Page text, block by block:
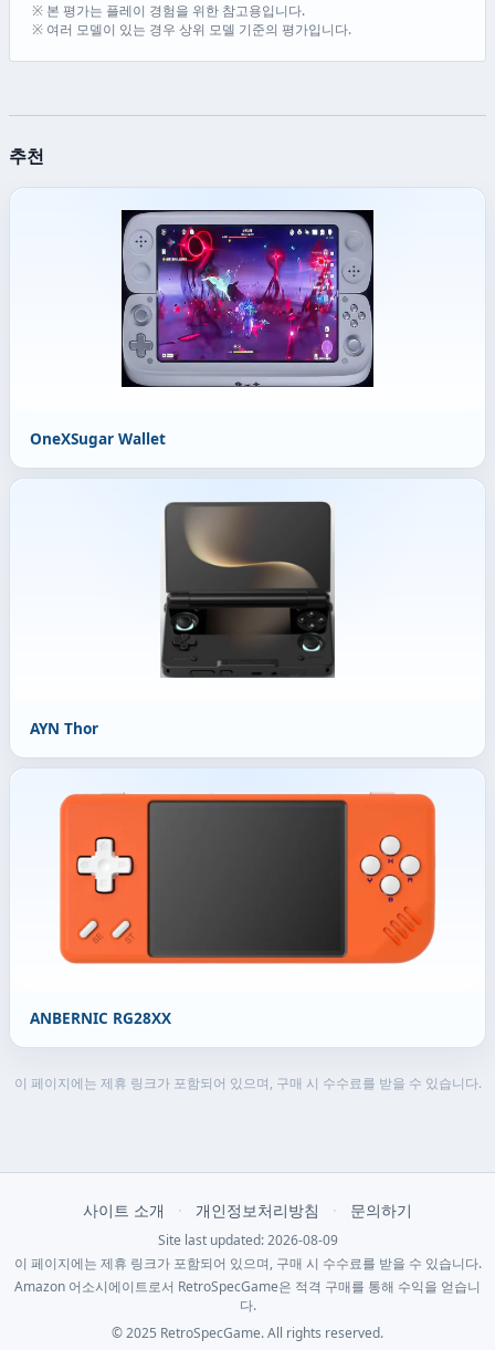
※ 본 평가는 플레이 경험을 위한 참고용입니다.
※ 여러 모델이 있는 경우 상위 모델 기준의 평가입니다.
추천
OneXSugar Wallet
AYN Thor
ANBERNIC RG28XX
이 페이지에는 제휴 링크가 포함되어 있으며, 구매 시 수수료를 받을 수 있습니다.
사이트 소개 · 개인정보처리방침 · 문의하기
Site last updated: 2026-08-09
이 페이지에는 제휴 링크가 포함되어 있으며, 구매 시 수수료를 받을 수 있습니다.
Amazon 어소시에이트로서 RetroSpecGame은 적격 구매를 통해 수익을 얻습니
다.
© 2025 RetroSpecGame. All rights reserved.